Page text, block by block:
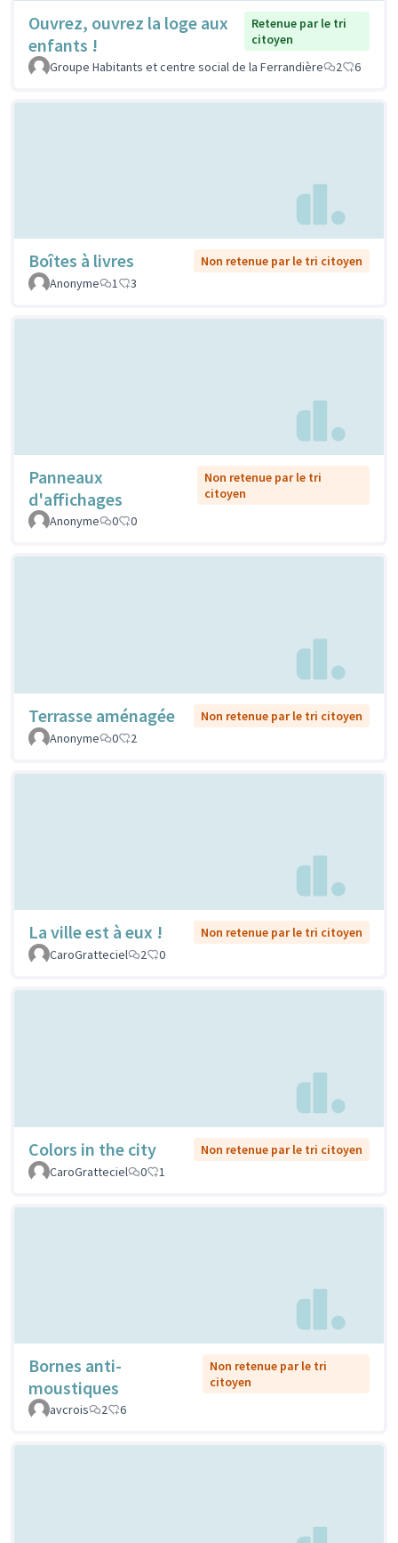
Ouvrez, ouvrez la loge aux
enfants !
Retenue par le tri
citoyen
Groupe Habitants et centre social de la Ferrandière
2 6
Boîtes à livres
Non retenue par le tri citoyen
Anonyme
1 3
Panneaux
d'affichages
Non retenue par le tri
citoyen
Anonyme
0 0
Terrasse aménagée
Non retenue par le tri citoyen
Anonyme
0 2
La ville est à eux !
Non retenue par le tri citoyen
CaroGratteciel
2 0
Colors in the city
Non retenue par le tri citoyen
CaroGratteciel
0 1
Bornes anti-
moustiques
Non retenue par le tri
citoyen
avcrois
2 6